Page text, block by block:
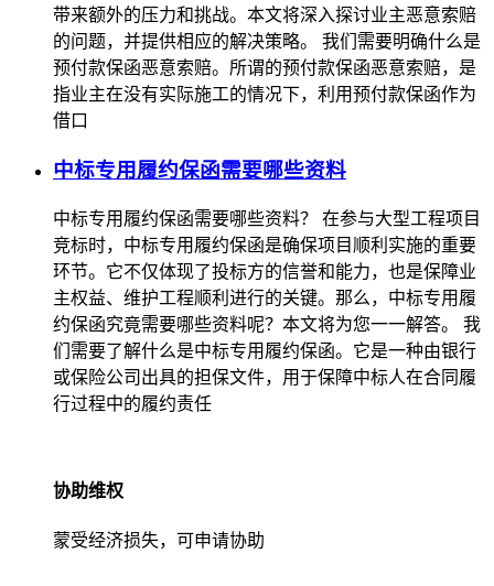
带来额外的压力和挑战。本文将深入探讨业主恶意索赔
的问题，并提供相应的解决策略。 我们需要明确什么是
预付款保函恶意索赔。所谓的预付款保函恶意索赔，是
指业主在没有实际施工的情况下，利用预付款保函作为
借口
中标专用履约保函需要哪些资料
中标专用履约保函需要哪些资料？ 在参与大型工程项目
竞标时，中标专用履约保函是确保项目顺利实施的重要
环节。它不仅体现了投标方的信誉和能力，也是保障业
主权益、维护工程顺利进行的关键。那么，中标专用履
约保函究竟需要哪些资料呢？本文将为您一一解答。 我
们需要了解什么是中标专用履约保函。它是一种由银行
或保险公司出具的担保文件，用于保障中标人在合同履
行过程中的履约责任
协助维权
蒙受经济损失，可申请协助